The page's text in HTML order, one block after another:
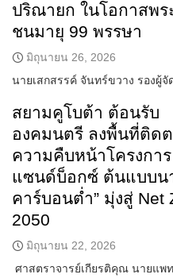
ปริณายก ในโอกาสพร
ชนมายุ 99 พรรษา
มิถุนายน 26, 2026
นายเสกสรรค์ จันทร์ขวาง รองผู้
สยามคูโบต้า ต้อนรับ
องคมนตรี ลงพื้นที่ติด
ความคืบหน้าโครงการ
แซนด์บ็อกซ์ ต้นแบบน
คาร์บอนต่ำ” มุ่งสู่ Net
2050
มิถุนายน 22, 2026
ศาสตราจารย์เกียรติคุณ นายแ